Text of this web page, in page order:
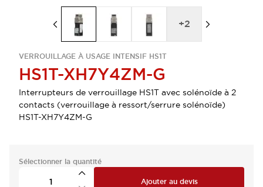
VERROUILLAGE À USAGE INTENSIF HS1T
HS1T-XH7Y4ZM-G
Interrupteurs de verrouillage HS1T avec solénoïde à 2
contacts (verrouillage à ressort/serrure solénoïde)
HS1T-XH7Y4ZM-G
+2
Sélectionner la quantité
Ajouter au devis